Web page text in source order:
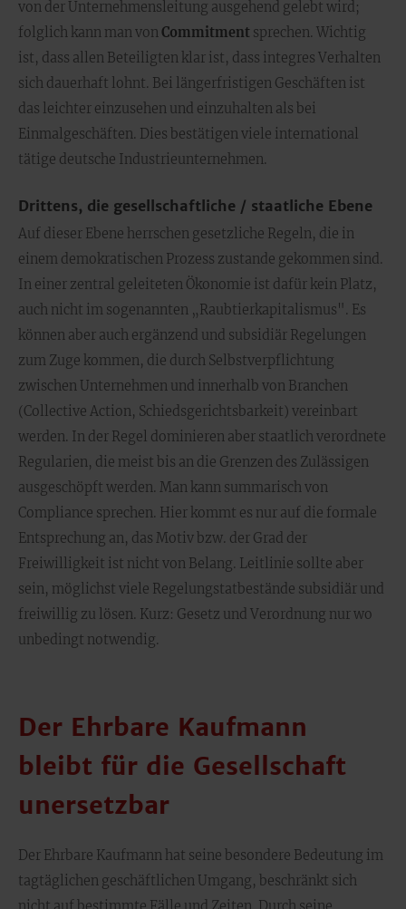
von der Unternehmensleitung ausgehend gelebt wird;
folglich kann man vonCommitment sprechen. Wichtig
ist, dass allen Beteiligten klar ist, dass integres Verhalten
sich dauerhaft lohnt. Bei längerfristigen Geschäften ist
das leichter einzusehen und einzuhalten als bei
Einmalgeschäften. Dies bestätigen viele international
tätige deutsche Industrieunternehmen.
Drittens, die gesellschaftliche / staatliche Ebene
Auf dieser Ebene herrschen gesetzliche Regeln, die in
einem demokratischen Prozess zustande gekommen sind.
In einer zentral geleiteten Ökonomie ist dafür kein Platz,
auch nicht im sogenannten „Raubtierkapitalismus". Es
können aber auch ergänzend und subsidiär Regelungen
zum Zuge kommen, die durch Selbstverpflichtung
zwischen Unternehmen und innerhalb von Branchen
(Collective Action, Schiedsgerichtsbarkeit) vereinbart
werden. In der Regel dominieren aber staatlich verordnete
Regularien, die meist bis an die Grenzen des Zulässigen
ausgeschöpft werden. Man kann summarisch von
Compliance sprechen. Hier kommt es nur auf die formale
Entsprechung an, das Motiv bzw. der Grad der
Freiwilligkeit ist nicht von Belang. Leitlinie sollte aber
sein, möglichst viele Regelungstatbestände subsidiär und
freiwillig zu lösen. Kurz: Gesetz und Verordnung nur wo
unbedingt notwendig.
Der Ehrbare Kaufmann
bleibt für die Gesellschaft
unersetzbar
Der Ehrbare Kaufmann hat seine besondere Bedeutung im
tagtäglichen geschäftlichen Umgang, beschränkt sich